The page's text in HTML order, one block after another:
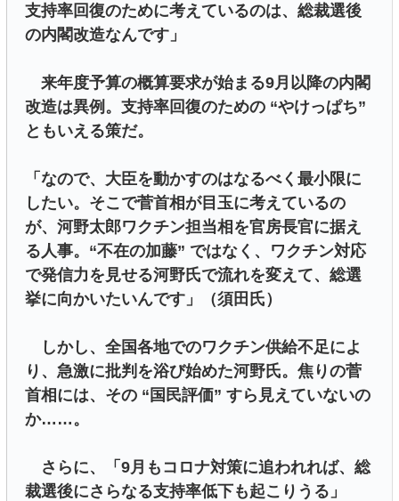
支持率回復のために考えているのは、総裁選後
の内閣改造なんです」
来年度予算の概算要求が始まる9月以降の内閣
改造は異例。支持率回復のための “やけっぱち”
ともいえる策だ。
「なので、大臣を動かすのはなるべく最小限に
したい。そこで菅首相が目玉に考えているの
が、河野太郎ワクチン担当相を官房長官に据え
る人事。“不在の加藤” ではなく、ワクチン対応
で発信力を見せる河野氏で流れを変えて、総選
挙に向かいたいんです」（須田氏）
しかし、全国各地でのワクチン供給不足によ
り、急激に批判を浴び始めた河野氏。焦りの菅
首相には、その “国民評価” すら見えていないの
か……。
さらに、「9月もコロナ対策に追われれば、総
裁選後にさらなる支持率低下も起こりうる」